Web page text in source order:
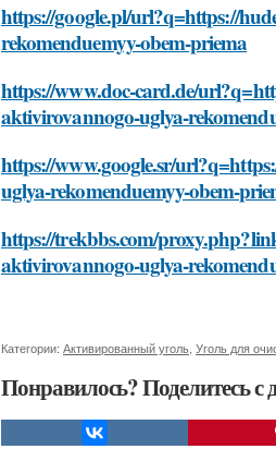
https://google.pl/url?q=https://
rekomenduemyy-obem-priema
https://www.doc-card.de/
aktivirovannogo-uglya-
https://www.google.sr/
uglya-rekomenduemyy-obem-
https://trekbbs.com/
aktivirovannogo-uglya-
Категории: Активированный уголь Уголь для
Понравилось? Поделитесь с